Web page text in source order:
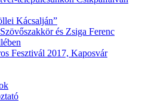
Kácsalján”
és Zsiga Ferenc
Fesztivál 2017, Kaposvár